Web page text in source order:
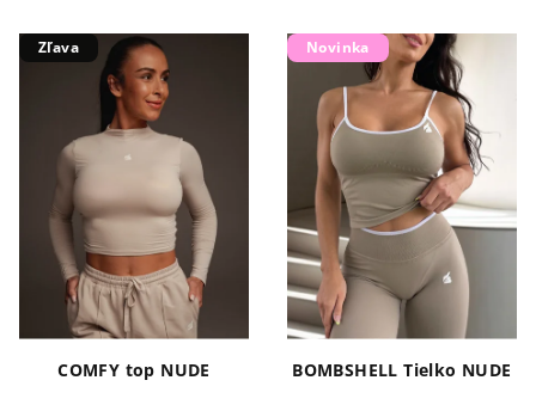
Zľava
COMFY top NUDE
Novinka
BOMBSHELL Tielko NUDE